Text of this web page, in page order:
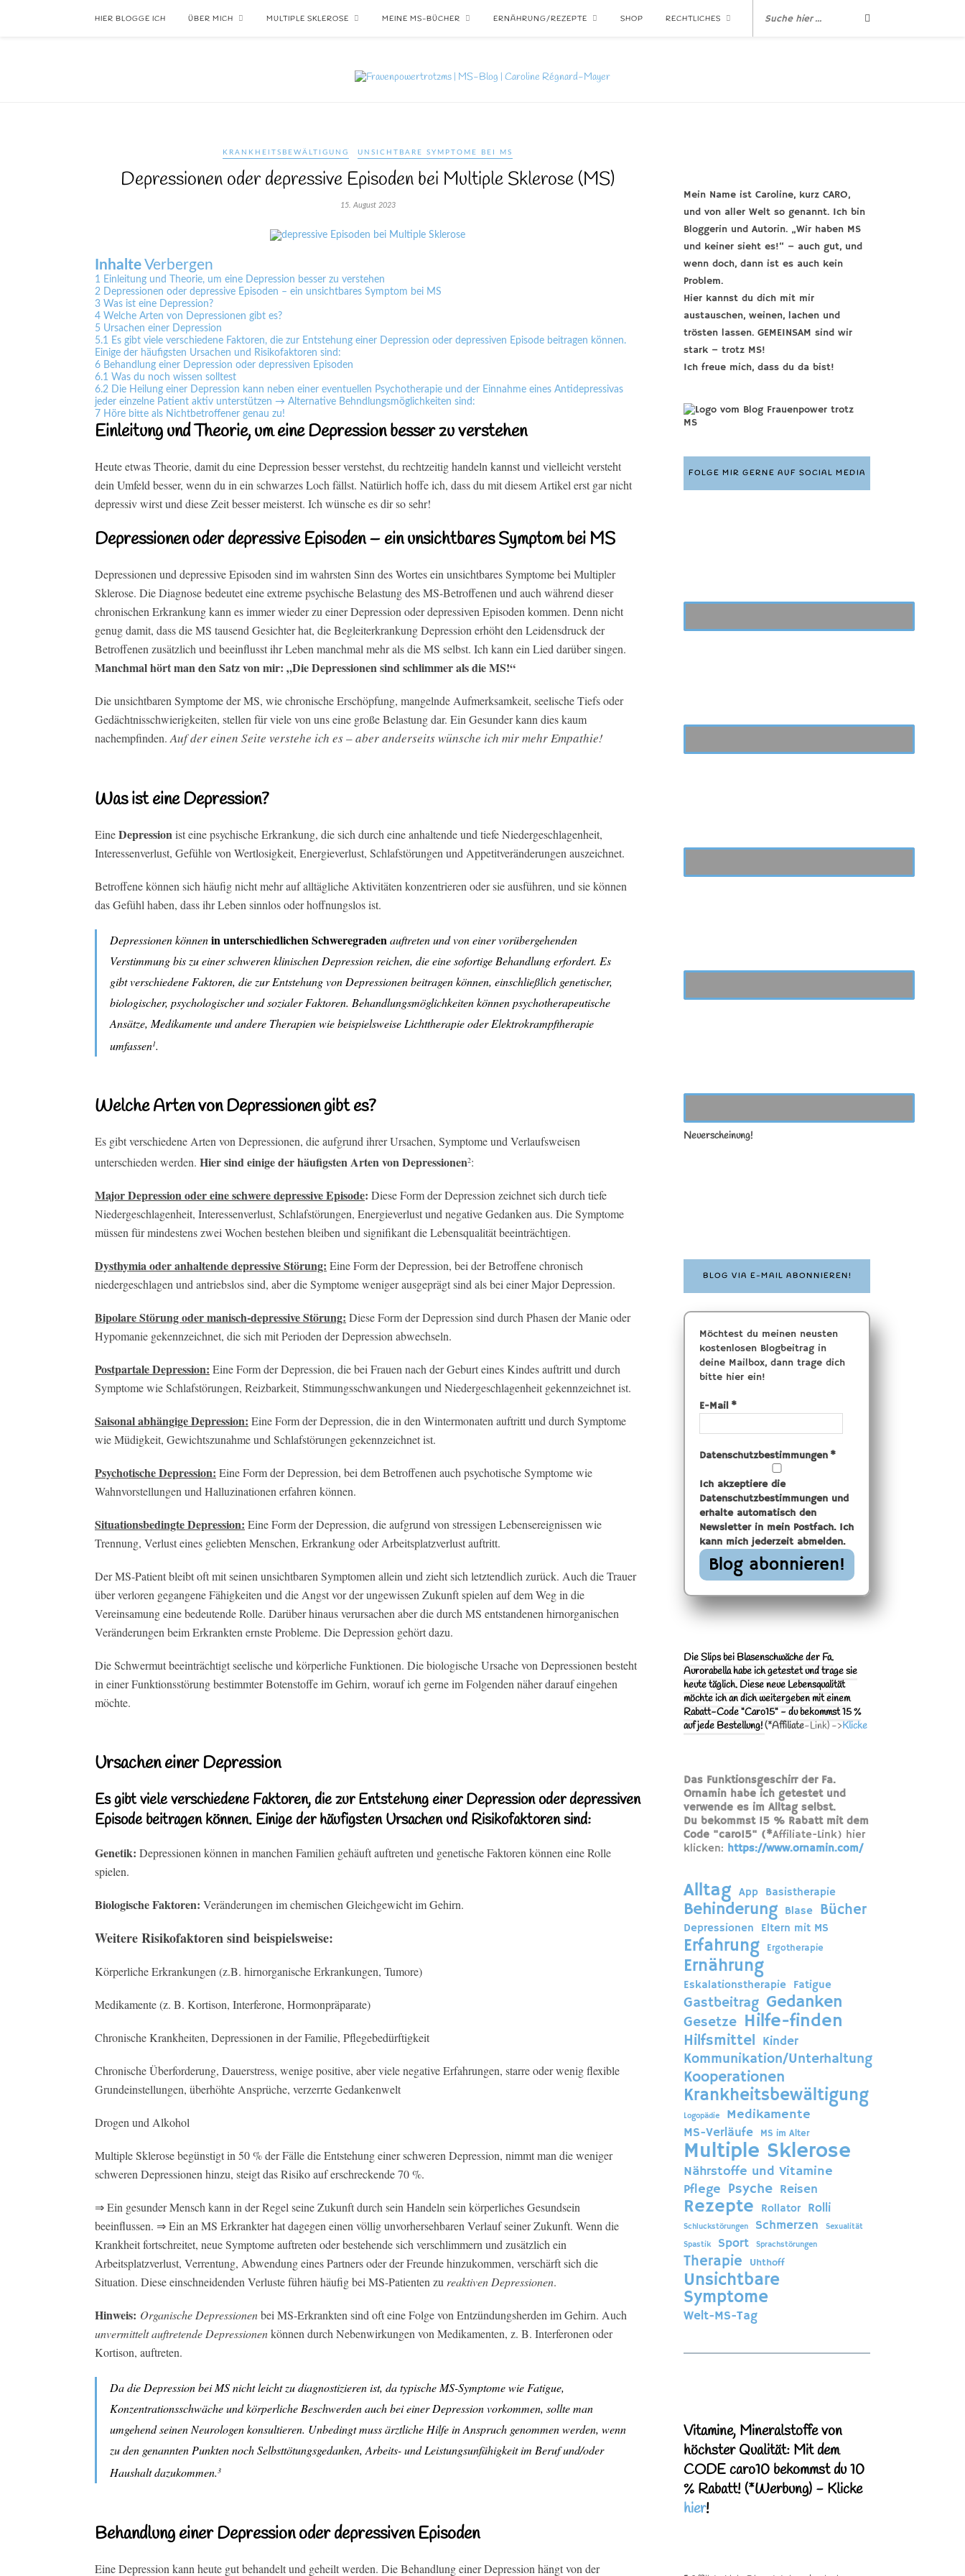
HIER BLOGGE ICH ÜBER MICH MULTIPLE SKLEROSE MEINE MS-BÜCHER ERNÄHRUNG/REZEPTE SHOP RECHTLICHES
KRANKHEITSBEWÄLTIGUNG UNSICHTBARE SYMPTOME BEI MS
Depressionen oder depressive Episoden bei Multiple Sklerose (MS)
15. August 2023
InhalteVerbergen
1 Einleitung und Theorie, um eine Depression besser zu verstehen
2 Depressionen oder depressive Episoden – ein unsichtbares Symptom bei MS
3 Was ist eine Depression?
4 Welche Arten von Depressionen gibt es?
5 Ursachen einer Depression
5.1 Es gibt viele verschiedene Faktoren, die zur Entstehung einer Depression oder depressiven Episode beitragen können.
Einige der häufigsten Ursachen und Risikofaktoren sind:
6 Behandlung einer Depression oder depressiven Episoden
6.1 Was du noch wissen solltest
6.2 Die Heilung einer Depression kann neben einer eventuellen Psychotherapie und der Einnahme eines Antidepressivas
jeder einzelne Patient aktiv unterstützen → Alternative Behndlungsmöglichkeiten sind:
7 Höre bitte als Nichtbetroffener genau zu!
Einleitung und Theorie, um eine Depression besser zu verstehen
Heute etwas Theorie, damit du eine Depression besser verstehst, du rechtzeitig handeln kannst und vielleicht versteht
dein Umfeld besser, wenn du in ein schwarzes Loch fällst. Natürlich hoffe ich, dass du mit diesem Artikel erst gar nicht
depressiv wirst und diese Zeit besser meisterst. Ich wünsche es dir so sehr!
Depressionen oder depressive Episoden – ein unsichtbares Symptom bei MS
Depressionen und depressive Episoden sind im wahrsten Sinn des Wortes ein unsichtbares Symptome bei Multipler
Sklerose. Die Diagnose bedeutet eine extreme psychische Belastung des MS-Betroffenen und auch während dieser
chronischen Erkrankung kann es immer wieder zu einer Depression oder depressiven Episoden kommen. Denn nicht
genug damit, dass die MS tausend Gesichter hat, die Begleiterkrankung Depression erhöht den Leidensdruck der
Betroffenen zusätzlich und beeinflusst ihr Leben manchmal mehr als die MS selbst. Ich kann ein Lied darüber singen.
Manchmal hört man den Satz von mir: „Die Depressionen sind schlimmer als die MS!“
Die unsichtbaren Symptome der MS, wie chronische Erschöpfung, mangelnde Aufmerksamkeit, seelische Tiefs oder
Gedächtnisschwierigkeiten, stellen für viele von uns eine große Belastung dar. Ein Gesunder kann dies kaum
nachempfinden. Auf der einen Seite verstehe ich es – aber anderseits wünsche ich mir mehr Empathie!
Was ist eine Depression?
EineDepressionist eine psychische Erkrankung, die sich durch eine anhaltende und tiefe Niedergeschlagenheit,
Interessenverlust, Gefühle von Wertlosigkeit, Energieverlust, Schlafstörungen und Appetitveränderungen auszeichnet.
Betroffene können sich häufig nicht mehr auf alltägliche Aktivitäten konzentrieren oder sie ausführen, und sie können
das Gefühl haben, dass ihr Leben sinnlos oder hoffnungslos ist.
Depressionen könnenin unterschiedlichen Schweregradenauftreten und von einer vorübergehenden
Verstimmung bis zu einer schweren klinischen Depression reichen, die eine sofortige Behandlung erfordert. Es
gibt verschiedene Faktoren, die zur Entstehung von Depressionen beitragen können, einschließlich genetischer,
biologischer, psychologischer und sozialer Faktoren. Behandlungsmöglichkeiten können psychotherapeutische
Ansätze, Medikamente und andere Therapien wie beispielsweise Lichttherapie oder Elektrokrampftherapie
umfassen1.
Welche Arten von Depressionen gibt es?
Es gibt verschiedene Arten von Depressionen, die aufgrund ihrer Ursachen, Symptome und Verlaufsweisen
unterschieden werden. Hier sind einige der häufigsten Arten von Depressionen2:
Major Depression oder eine schwere depressive Episode: Diese Form der Depression zeichnet sich durch tiefe
Niedergeschlagenheit, Interessenverlust, Schlafstörungen, Energieverlust und negative Gedanken aus. Die Symptome
müssen für mindestens zwei Wochen bestehen bleiben und signifikant die Lebensqualität beeinträchtigen.
Dysthymia oder anhaltende depressive Störung: Eine Form der Depression, bei der Betroffene chronisch
niedergeschlagen und antriebslos sind, aber die Symptome weniger ausgeprägt sind als bei einer Major Depression.
Bipolare Störung oder manisch-depressive Störung: Diese Form der Depression sind durch Phasen der Manie oder
Hypomanie gekennzeichnet, die sich mit Perioden der Depression abwechseln.
Postpartale Depression: Eine Form der Depression, die bei Frauen nach der Geburt eines Kindes auftritt und durch
Symptome wie Schlafstörungen, Reizbarkeit, Stimmungsschwankungen und Niedergeschlagenheit gekennzeichnet ist.
Saisonal abhängige Depression: Eine Form der Depression, die in den Wintermonaten auftritt und durch Symptome
wie Müdigkeit, Gewichtszunahme und Schlafstörungen gekennzeichnet ist.
Psychotische Depression: Eine Form der Depression, bei dem Betroffenen auch psychotische Symptome wie
Wahnvorstellungen und Halluzinationen erfahren können.
Situationsbedingte Depression: Eine Form der Depression, die aufgrund von stressigen Lebensereignissen wie
Trennung, Verlust eines geliebten Menschen, Erkrankung oder Arbeitsplatzverlust auftritt.
Der MS-Patient bleibt oft mit seinen unsichtbaren Symptomen allein und zieht sich letztendlich zurück. Auch die Trauer
über verloren gegangene Fähigkeiten und die Angst vor der ungewissen Zukunft spielen auf dem Weg in die
Vereinsamung eine bedeutende Rolle. Darüber hinaus verursachen aber die durch MS entstandenen hirnorganischen
Veränderungen beim Erkrankten ernste Probleme. Die Depression gehört dazu.
Die Schwermut beeinträchtigt seelische und körperliche Funktionen. Die biologische Ursache von Depressionen besteht
in einer Funktionsstörung bestimmter Botenstoffe im Gehirn, worauf ich gerne im Folgenden näher darauf eingehen
möchte.
Ursachen einer Depression
Es gibt viele verschiedene Faktoren, die zur Entstehung einer Depression oder depressiven
Episode beitragen können. Einige der häufigsten Ursachen und Risikofaktoren sind:
Genetik: Depressionen können in manchen Familien gehäuft auftreten und genetische Faktoren können eine Rolle
spielen.
Biologische Faktoren: Veränderungen im chemischen Gleichgewicht im Gehirn.
Weitere Risikofaktoren sind beispielsweise:
Körperliche Erkrankungen (z.B. hirnorganische Erkrankungen, Tumore)
Medikamente (z. B. Kortison, Interferone, Hormonpräparate)
Chronische Krankheiten, Depressionen in der Familie, Pflegebedürftigkeit
Chronische Überforderung, Dauerstress, wenige positive, aber viele negative Erfahrungen, starre oder wenig flexible
Grundeinstellungen, überhöhte Ansprüche, verzerrte Gedankenwelt
Drogen und Alkohol
Multiple Sklerose begünstigt in 50 % der Fälle die Entstehung einer schweren Depression, nimmt man die weniger
schweren Depressionen hinzu, steigt das Risiko auf erschreckende 70 %.
⇒ Ein gesunder Mensch kann in der Regel seine Zukunft durch sein Handeln sein körperliches Gesundsein
beeinflussen. ⇒ Ein an MS Erkrankter hat dagegen einen völlig unvorhersehbaren Verlauf seiner Zukunft. Wenn die
Krankheit fortschreitet, neue Symptome auftreten oder bestehende sich verschlimmern und zusätzlich ein
Arbeitsplatzverlust, Verrentung, Abwendung eines Partners oder der Freunde hinzukommen, verschärft sich die
Situation. Diese einschneidenden Verluste führen häufig bei MS-Patienten zu reaktiven Depressionen.
Hinweis: Organische Depressionenbei MS-Erkrankten sind oft eine Folge von Entzündungsherden im Gehirn. Auch
unvermittelt auftretende Depressionenkönnen durch Nebenwirkungen von Medikamenten, z. B. Interferonen oder
Kortison, auftreten.
Da die Depression bei MS nicht leicht zu diagnostizieren ist, da typische MS-Symptome wie Fatigue,
Konzentrationsschwäche und körperliche Beschwerden auch bei einer Depression vorkommen, sollte man
umgehend seinen Neurologen konsultieren. Unbedingt muss ärztliche Hilfe in Anspruch genommen werden, wenn
zu den genannten Punkten noch Selbsttötungsgedanken, Arbeits- und Leistungsunfähigkeit im Beruf und/oder
Haushalt dazukommen.3
Behandlung einer Depression oder depressiven Episoden
Eine Depression kann heute gut behandelt und geheilt werden. Die Behandlung einer Depression hängt von der
Mein Name ist Caroline, kurz CARO,
und von aller Welt so genannt. Ich bin
Bloggerin und Autorin. „Wir haben MS
und keiner sieht es!“ – auch gut, und
wenn doch, dann ist es auch kein
Problem.
Hier kannst du dich mit mir
austauschen, weinen, lachen und
trösten lassen. GEMEINSAM sind wir
stark – trotz MS!
Ich freue mich, dass du da bist!
FOLGE MIR GERNE AUF SOCIAL MEDIA
Neuerscheinung!
BLOG VIA E-MAIL ABONNIEREN!
Möchtest du meinen neusten
kostenlosen Blogbeitrag in
deine Mailbox, dann trage dich
bitte hier ein!
E-Mail *
Datenschutzbestimmungen *
Ich akzeptiere die
Datenschutzbestimmungen und
erhalte automatisch den
Newsletter in mein Postfach. Ich
kann mich jederzeit abmelden.
Die Slips bei Blasenschwäche der Fa.
Aurorabella habe ich getestet und trage sie
heute täglich. Diese neue Lebensqualität
möchte ich an dich weitergeben mit einem
Rabatt-Code "Caro15" - du bekommst 15 %
auf jede Bestellung!(*Affiliate-Link) ->Klicke
Das Funktionsgeschirr der Fa.
Ornamin habe ich getestet und
verwende es im Alltag selbst.
Du bekommst 15 % Rabatt mit dem
Code "caro15" (*Affiliate-Link) hier
klicken: https://www.ornamin.com/
Alltag App Basistherapie
Behinderung Blase Bücher
Depressionen Eltern mit MS
Erfahrung Ergotherapie
Ernährung
Eskalationstherapie Fatigue
Gastbeitrag Gedanken
Gesetze Hilfe-finden
Hilfsmittel Kinder
Kommunikation/Unterhaltung
Kooperationen
Krankheitsbewältigung
Logopädie Medikamente
MS-Verläufe MS im Alter
Multiple Sklerose
Nährstoffe und Vitamine
Pflege Psyche Reisen
Rezepte Rollator Rolli
Schluckstörungen Schmerzen
Sexualität
Spastik
Sport Sprachstörungen
Therapie Uhthoff
Unsichtbare
Symptome
Welt-MS-Tag
Vitamine, Mineralstoffe von
höchster Qualität: Mit dem
CODE caro10 bekommst du 10
% Rabatt! (*Werbung) - Klicke
hier!